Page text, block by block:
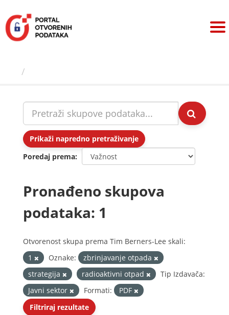
sadržaj
Prikaži napredno pretraživanje
Poredaj prema
Pronađeno skupova
podataka: 1
Otvorenost skupa prema Tim Berners-Lee skali:
1
Oznake:
zbrinjavanje otpada
strategija
radioaktivni otpad
Tip Izdavača:
Javni sektor
Formati:
PDF
Filtriraj rezultate